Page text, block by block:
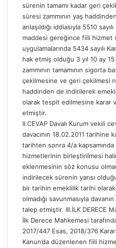
sürenin tamamı kadar geri
süresi zammının yaş
anlaşıldığı iddiasıyla 5510
maddesi gereğince fiili hizmet
uygulamalarında 5434 sayılı
hak etmiş olduğu 3 yıl 10 ay
zammının tamamının sigorta
çekilmesine ve geri çekilmesi
haddinden de indirilerek
olarak tespit edilmesine karar
etmiştir.
II.CEVAP Davalı Kurum vekili
davacının 18.02.2011 tarihine
tarihten sonra 4/a kapsamında
hizmetlerinin birleştirilmesi
eklenmesinin söz konusu
indirilecek sürenin yarısı
bir tarihin emeklilik tarihi
olmadığı savunmasıyla
talep etmiştir. III.İLK DERECE
İlk Derece Mahkemesi
2017/447 Esas, 2018/376 Karar
Kanun’da düzenlenen fiili